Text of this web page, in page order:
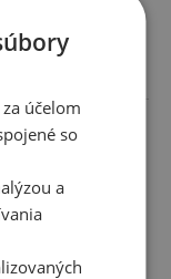
účelom
so
a